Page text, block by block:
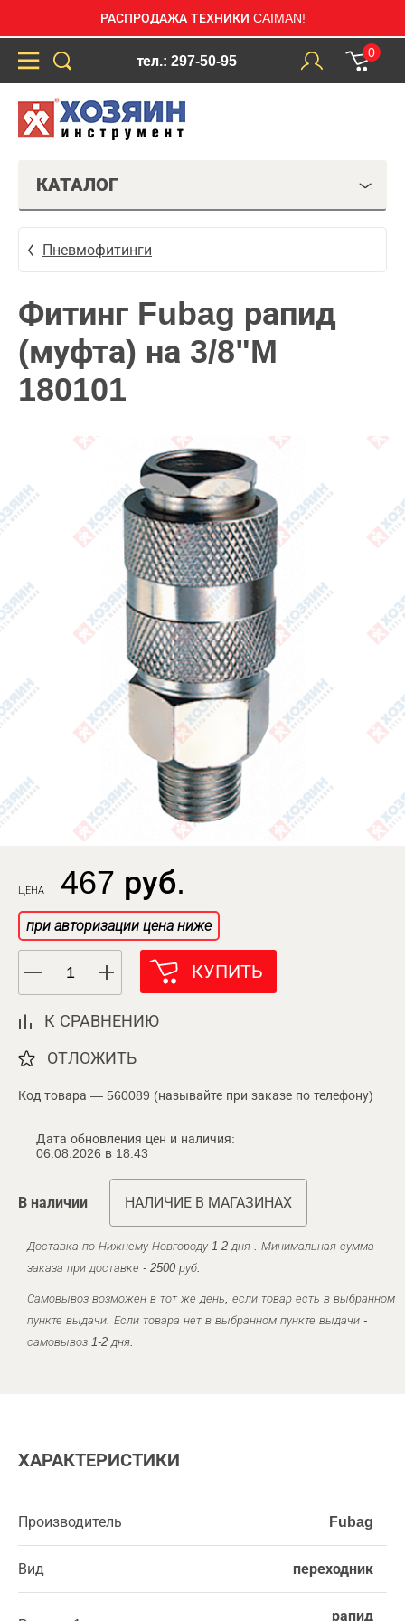
РАСПРОДАЖА ТЕХНИКИ CAIMAN!
тел.: 297-50-95
0
КАТАЛОГ
Пневмофитинги
Фитинг Fubag рапид
(муфта) на 3/8"M
180101
ЦЕНА 467 руб.
при авторизации цена ниже
КУПИТЬ
К СРАВНЕНИЮ
ОТЛОЖИТЬ
Код товара — 560089 (называйте при заказе по телефону)
Дата обновления цен и наличия:
06.08.2026 в 18:43
В наличии НАЛИЧИЕ В МАГАЗИНАХ
Доставка по Нижнему Новгороду 1-2 дня . Минимальная сумма
заказа при доставке - 2500 руб.
Самовывоз возможен в тот же день, если товар есть в выбранном
пункте выдачи. Если товара нет в выбранном пункте выдачи -
самовывоз 1-2 дня.
ХАРАКТЕРИСТИКИ
Производитель Fubag
Вид переходник
рапид